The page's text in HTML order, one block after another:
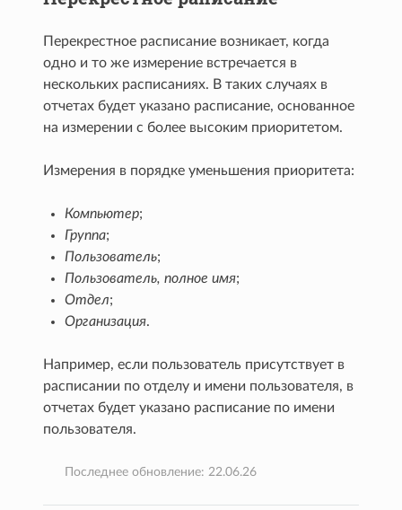
Перекрестное расписание возникает, когда
одно и то же измерение встречается в
нескольких расписаниях. В таких случаях в
отчетах будет указано расписание, основанное
на измерении с более высоким приоритетом.
Измерения в порядке уменьшения приоритета:
Компьютер;
Группа;
Пользователь;
Пользователь, полное имя;
Отдел;
Организация.
Например, если пользователь присутствует в
расписании по отделу и имени пользователя, в
отчетах будет указано расписание по имени
пользователя.
Последнее обновление: 22.06.26